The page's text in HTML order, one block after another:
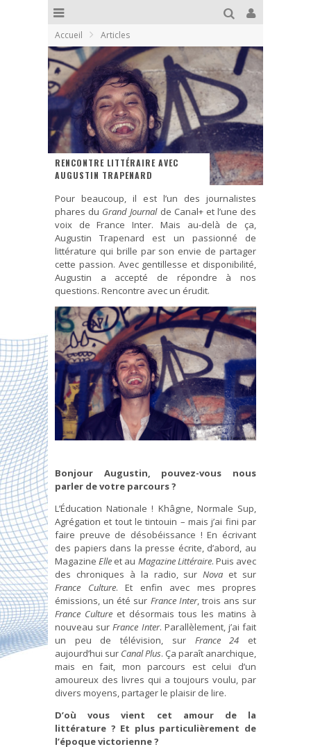
Accueil Articles
RENCONTRE LITTÉRAIRE AVEC
AUGUSTIN TRAPENARD
Pour beaucoup, il est l’un des journalistes
phares du Grand Journalde Canal+ et l’une des
voix de France Inter. Mais au-delà de ça,
Augustin Trapenard est un passionné de
littérature qui brille par son envie de partager
cette passion. Avec gentillesse et disponibilité,
Augustin a accepté de répondre à nos
questions. Rencontre avec un érudit.
Bonjour Augustin, pouvez-vous nous
parler de votre parcours ?
L’Éducation Nationale ! Khâgne, Normale Sup,
Agrégation et tout le tintouin – mais j’ai fini par
faire preuve de désobéissance ! En écrivant
des papiers dans la presse écrite, d’abord, au
MagazineElle et au Magazine Littéraire. Puis avec
des chroniques à la radio, surNova et sur
France Culture. Et enfin avec mes propres
émissions, un été sur France Inter, trois ans sur
France Culture et désormais tous les matins à
nouveau surFrance Inter. Parallèlement, j’ai fait
un peu de télévision, sur France 24 et
aujourd’hui sur Canal Plus. Ça paraît anarchique,
mais en fait, mon parcours est celui d’un
amoureux des livres qui a toujours voulu, par
divers moyens, partager le plaisir de lire.
D’où vous vient cet amour de la
littérature ? Et plus particulièrement de
l’époque victorienne ?